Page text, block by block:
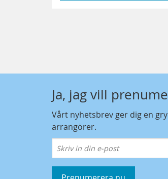
Ja, jag vill
Vårt nyhetsbrev ger dig en
arrangörer.